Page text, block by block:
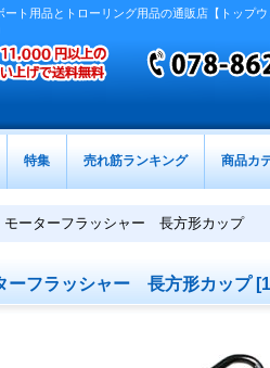
ト用品とトローリング用品の通販店【トップウ
特集 売れ筋ランキング 商品カ
モーターフラッシャー 長方形カップ
ーフラッシャー 長方形カップ [